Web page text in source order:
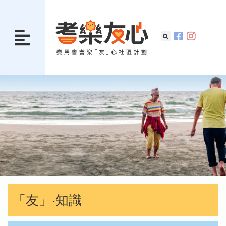
「友」‧知識